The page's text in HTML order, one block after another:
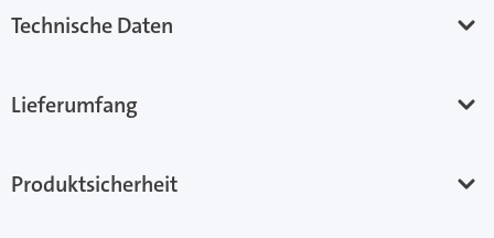
Technische Daten
Lieferumfang
Produktsicherheit